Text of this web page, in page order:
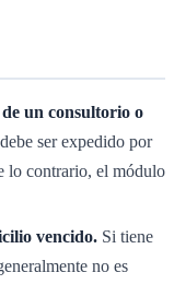
un consultorio o
ser expedido por
lo contrario, el módulo
vencido. Si tiene
no es